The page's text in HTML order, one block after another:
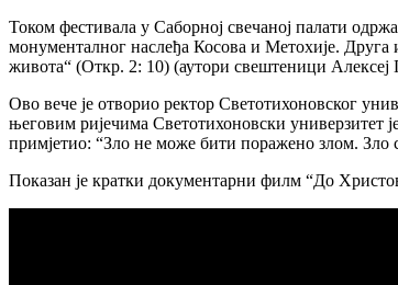
Током фестивала у Саборној свечаној палати
монументалног наслеђа Косова и Метохије. Друга
живота“ (Откр. 2: 10) (аутори свештеници
Ово вече је отворио ректор Светотихоновског
његовим ријечима Светотихоновски универзитет
примјетио: “Зло не може бити поражено злом. Зло
Показан је кратки документарни филм “До